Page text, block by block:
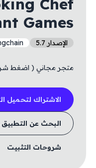
Chef
Games
الإصدار 5.7
متجر مجاني ( اضغط شراء
الاشتراك لتحميل
البحث عن التطبيق
شروحات التثبيت